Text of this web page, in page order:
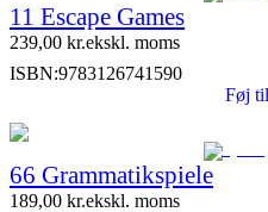
11 Escape Games
239,00 kr.ekskl. moms
ISBN:9783126741590
Føj
66 Grammatikspiele
189,00 kr.ekskl. moms